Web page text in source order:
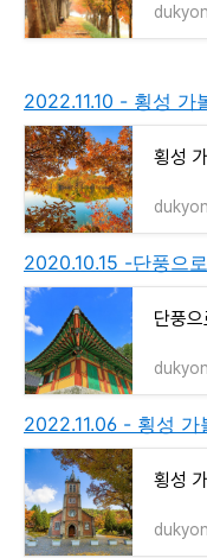
2022.11.10 - 횡성
횡성
2020.10.15 -단풍으
단풍
2022.11.06 - 횡성
횡성